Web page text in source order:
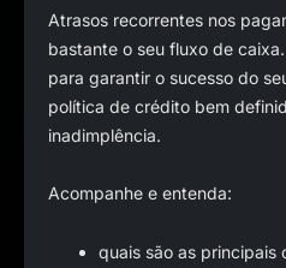
Atrasos recorrentes nos
bastante o seu fluxo de
para garantir o sucesso do
política de crédito bem
inadimplência.
Acompanhe e entenda:
quais são as principais